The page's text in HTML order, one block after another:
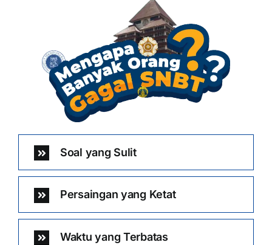
Soal yang Sulit
Persaingan yang Ketat
Waktu yang Terbatas